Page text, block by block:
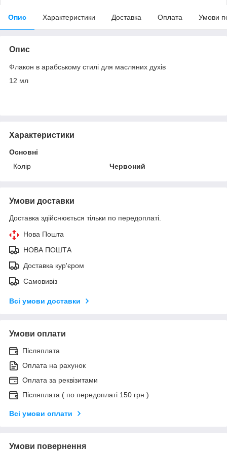
Опис Характеристики Доставка Оплата Умови
Опис
Флакон в арабському стилі для масляних духів
12 мл
Характеристики
Основні
Колір
Червоний
Умови доставки
Доставка здійснюється тільки по передоплаті.
Нова Пошта
НОВА ПОШТА
Доставка кур'єром
Самовивіз
Всі умови доставки
Умови оплати
Післяплата
Оплата на рахунок
Оплата за реквізитами
Післяплата ( по передоплаті 150 грн )
Всі умови оплати
Умови повернення